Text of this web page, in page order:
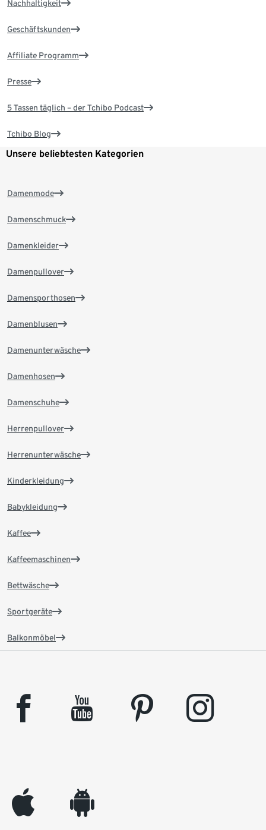
Nachhaltigkeit
Geschäftskunden
Affiliate Programm
Presse
5 Tassen täglich – der Tchibo Podcast
Tchibo Blog
Unsere beliebtesten Kategorien
Damenmode
Damenschmuck
Damenkleider
Damenpullover
Damensporthosen
Damenblusen
Damenunterwäsche
Damenhosen
Damenschuhe
Herrenpullover
Herrenunterwäsche
Kinderkleidung
Babykleidung
Kaffee
Kaffeemaschinen
Bettwäsche
Sportgeräte
Balkonmöbel
facebook youtube pinterest instagram
appleinc android